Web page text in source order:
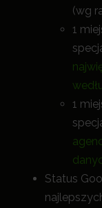
(wg
1
1
Status